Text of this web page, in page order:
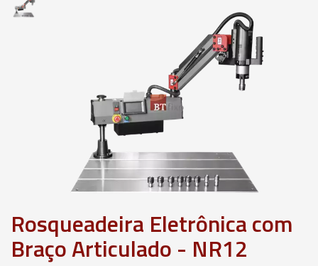
Rosqueadeira Eletrônica com
Braço Articulado - NR12